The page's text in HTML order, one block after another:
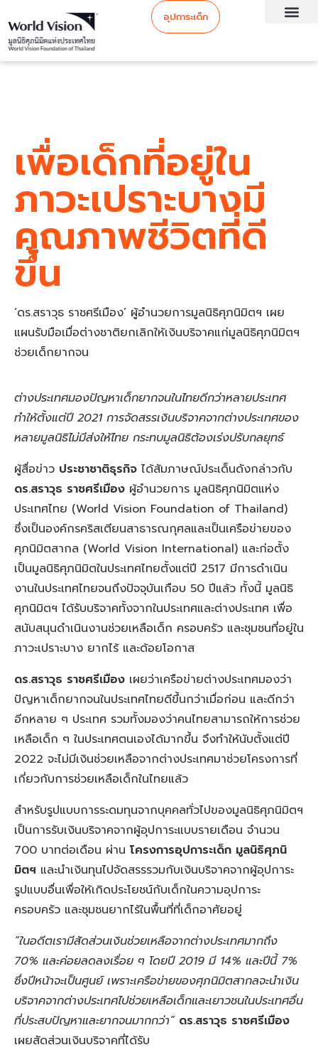
อุปการะเด็ก
เพื่อเด็กที่อยู่ใน
ภาวะเปราะบางมี
คุณภาพชีวิตที่ดี
ขึ้น
‘ดร.สราวุธ ราชศรีเมือง’ ผู้อำนวยการมูลนิธิศุภนิมิตฯ เผย
แผนรับมือเมื่อต่างชาติยกเลิกให้เงินบริจาคแก่มูลนิธิศุภนิมิตฯ
ช่วยเด็กยากจน
ต่างประเทศมองปัญหาเด็กยากจนในไทยดีกว่าหลายประเทศ
ทำให้ตั้งแต่ปี 2021 การจัดสรรเงินบริจาคจากต่างประเทศของ
หลายมูลนิธิไม่มีส่งให้ไทย กระทบมูลนิธิต้องเร่งปรับกลยุทธ์
ผู้สื่อข่าว ประชาชาติธุรกิจ ได้สัมภาษณ์ประเด็นดังกล่าวกับ
ดร.สราวุธ ราชศรีเมือง ผู้อำนวยการ มูลนิธิศุภนิมิตแห่ง
ประเทศไทย (World Vision Foundation of Thailand)
ซึ่งเป็นองค์กรคริสเตียนสาธารณกุศลและเป็นเครือข่ายของ
ศุภนิมิตสากล (World Vision International) และก่อตั้ง
เป็นมูลนิธิศุภนิมิตในประเทศไทยตั้งแต่ปี 2517 มีการดำเนิน
งานในประเทศไทยจนถึงปัจจุบันเกือบ 50 ปีแล้ว ทั้งนี้ มูลนิธิ
ศุภนิมิตฯ ได้รับบริจาคทั้งจากในประเทศและต่างประเทศ เพื่อ
สนับสนุนดำเนินงานช่วยเหลือเด็ก ครอบครัว และชุมชนที่อยู่ใน
ภาวะเปราะบาง ยากไร้ และด้อยโอกาส
ดร.สราวุธ ราชศรีเมือง เผยว่าเครือข่ายต่างประเทศมองว่า
ปัญหาเด็กยากจนในประเทศไทยดีขึ้นกว่าเมื่อก่อน และดีกว่า
อีกหลาย ๆ ประเทศ รวมทั้งมองว่าคนไทยสามารถให้การช่วย
เหลือเด็ก ๆ ในประเทศตนเองได้มากขึ้น จึงทำให้นับตั้งแต่ปี
2022 จะไม่มีเงินช่วยเหลือจากต่างประเทศมาช่วยโครงการที่
เกี่ยวกับการช่วยเหลือเด็กในไทยแล้ว
สำหรับรูปแบบการระดมทุนจากบุคคลทั่วไปของมูลนิธิศุภนิมิตฯ
เป็นการรับเงินบริจาคจากผู้อุปการะแบบรายเดือน จำนวน
700 บาทต่อเดือน ผ่าน โครงการอุปการะเด็ก มูลนิธิศุภนิ
มิตฯ และนำเงินทุนไปจัดสรรรวมกับเงินบริจาคจากผู้อุปการะ
รูปแบบอื่นเพื่อให้เกิดประโยชน์กับเด็กในความอุปการะ
ครอบครัว และชุมชนยากไร้ในพื้นที่ที่เด็กอาศัยอยู่
“ในอดีตเรามีสัดส่วนเงินช่วยเหลือจากต่างประเทศมากถึง
70% และค่อยลดลงเรื่อย ๆ โดยปี 2019 มี 14% และปีนี้ 7%
ซึ่งปีหน้าจะเป็นศูนย์ เพราะเครือข่ายของศุภนิมิตสากลจะนำเงิน
บริจาคจากต่างประเทศไปช่วยเหลือเด็กและเยาวชนในประเทศอื่น
ที่ประสบปัญหาและยากจนมากกว่า” ดร.สราวุธ ราชศรีเมือง
เผยสัดส่วนเงินบริจาคที่ได้รับ